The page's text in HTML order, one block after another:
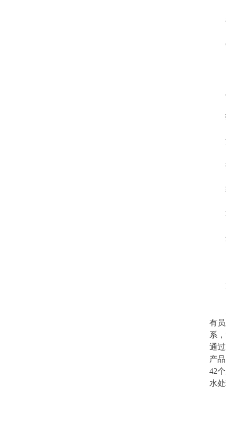
80
65
A
流
扬
转
功
进
出
太
有
系
通
产
42
水